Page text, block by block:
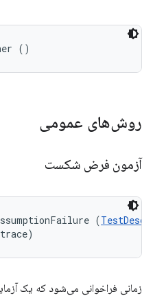
()
روش‌های عمومی
آزمون فرض شکست
(
زمانی فراخوانی می‌شود که یک